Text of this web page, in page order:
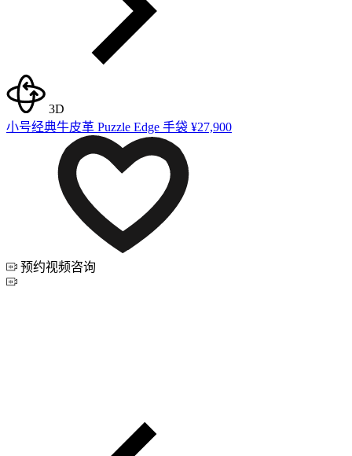
3D
小号经典牛皮革 Puzzle Edge 手袋 ¥27,900
预约视频咨询